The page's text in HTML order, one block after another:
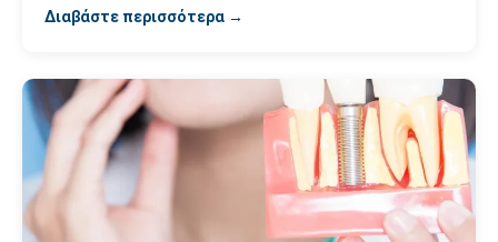
Διαβάστε περισσότερα →